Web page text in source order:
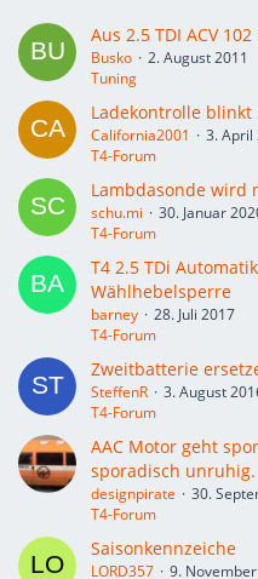
Aus 2.5 TDI ACV 102
Busko
2. August 2011
Tuning
Ladekontrolle
California2001
3. April
T4-Forum
Lambdasonde wird
schu.mi
30. Januar
T4-Forum
T4 2.5 TDi
Wählhebelsperre
barney
28. Juli 2017
T4-Forum
Zweitbatterie
SteffenR
3. August
T4-Forum
AAC Motor geht
sporadisch unruhig.
designpirate
30.
T4-Forum
Saisonkennzeiche
LORD357 9.